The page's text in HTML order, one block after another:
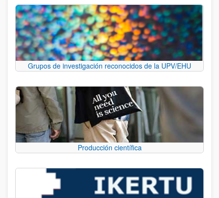
Grupos de investigación reconocidos de la UPV/EHU
Producción científica